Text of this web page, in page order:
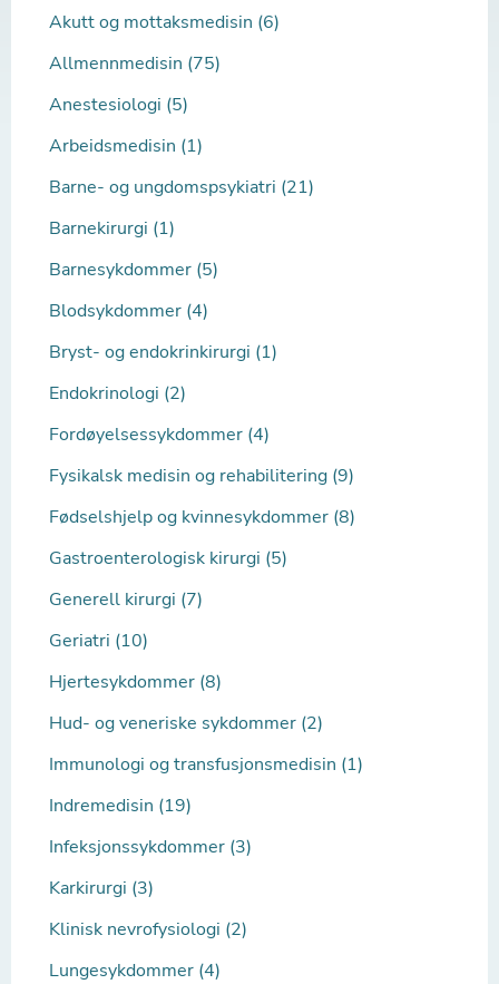
Akutt og mottaksmedisin (6)
Allmennmedisin (75)
Anestesiologi (5)
Arbeidsmedisin (1)
Barne- og ungdomspsykiatri (21)
Barnekirurgi (1)
Barnesykdommer (5)
Blodsykdommer (4)
Bryst- og endokrinkirurgi (1)
Endokrinologi (2)
Fordøyelsessykdommer (4)
Fysikalsk medisin og rehabilitering (9)
Fødselshjelp og kvinnesykdommer (8)
Gastroenterologisk kirurgi (5)
Generell kirurgi (7)
Geriatri (10)
Hjertesykdommer (8)
Hud- og veneriske sykdommer (2)
Immunologi og transfusjonsmedisin (1)
Indremedisin (19)
Infeksjonssykdommer (3)
Karkirurgi (3)
Klinisk nevrofysiologi (2)
Lungesykdommer (4)